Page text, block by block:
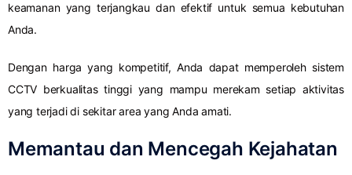
keamanan yang terjangkau dan efektif untuk semua kebutuhan
Anda.
Dengan harga yang kompetitif, Anda dapat memperoleh sistem
CCTV berkualitas tinggi yang mampu merekam setiap aktivitas
yang terjadi di sekitar area yang Anda amati.
Memantau dan Mencegah Kejahatan